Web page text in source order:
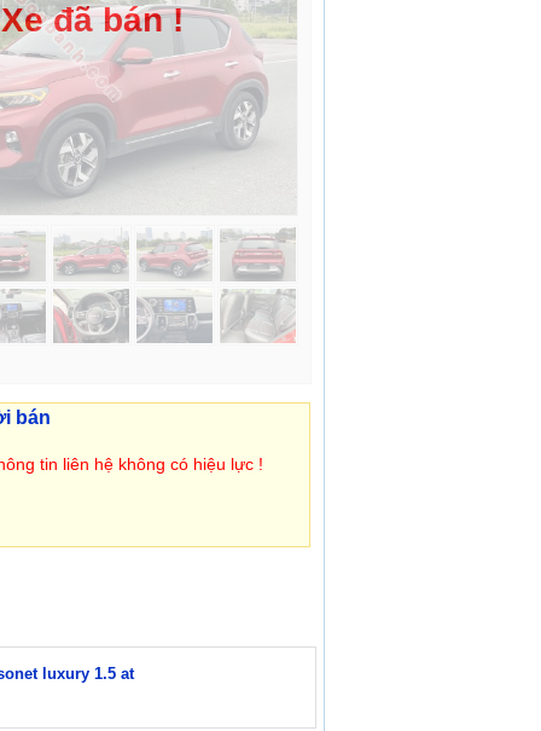
Xe đã bán !
bán
tin liên hệ không có hiệu lực !
luxury 1.5 at